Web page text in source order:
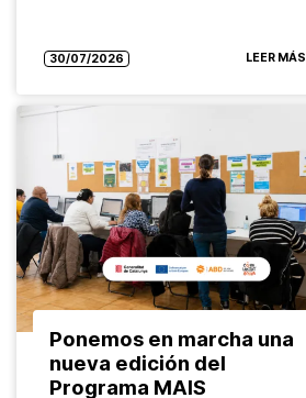
30/07/2026 LEER MÁS
Ponemos en marcha una
nueva edición del
Programa MAIS